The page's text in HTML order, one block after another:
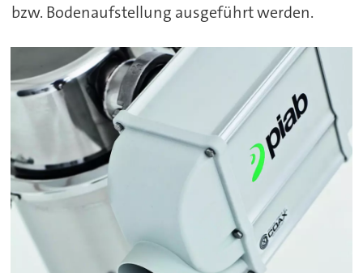
bzw. Bodenaufstellung ausgeführt werden.